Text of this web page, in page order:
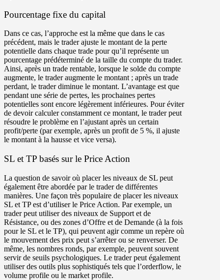
Pourcentage fixe du capital
Dans ce cas, l’approche est la même que dans le cas
précédent, mais le trader ajuste le montant de la perte
potentielle dans chaque trade pour qu’il représente un
pourcentage prédéterminé de la taille du compte du trader.
Ainsi, après un trade rentable, lorsque le solde du compte
augmente, le trader augmente le montant ; après un trade
perdant, le trader diminue le montant. L’avantage est que
pendant une série de pertes, les prochaines pertes
potentielles sont encore légèrement inférieures. Pour éviter
de devoir calculer constamment ce montant, le trader peut
résoudre le problème en l’ajustant après un certain
profit/perte (par exemple, après un profit de 5 %, il ajuste
le montant à la hausse et vice versa).
SL et TP basés sur le Price Action
La question de savoir où placer les niveaux de SL peut
également être abordée par le trader de différentes
manières. Une façon très populaire de placer les niveaux
SL et TP est d’utiliser le Price Action. Par exemple, un
trader peut utiliser des niveaux de Support et de
Résistance, ou des zones d’Offre et de Demande (à la fois
pour le SL et le TP), qui peuvent agir comme un repère où
le mouvement des prix peut s’arrêter ou se renverser. De
même, les nombres ronds, par exemple, peuvent souvent
servir de seuils psychologiques. Le trader peut également
utiliser des outils plus sophistiqués tels que l’orderflow, le
volume profile ou le market profile.